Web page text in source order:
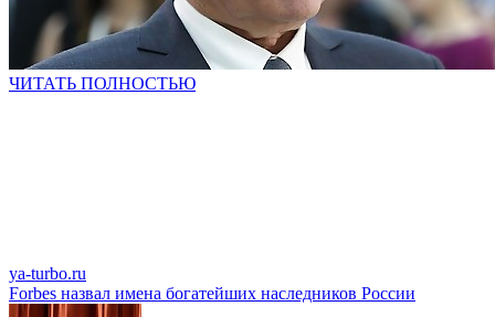
ЧИТАТЬ ПОЛНОСТЬЮ
ya-turbo.ru
Forbes назвал имена богатейших наследников России